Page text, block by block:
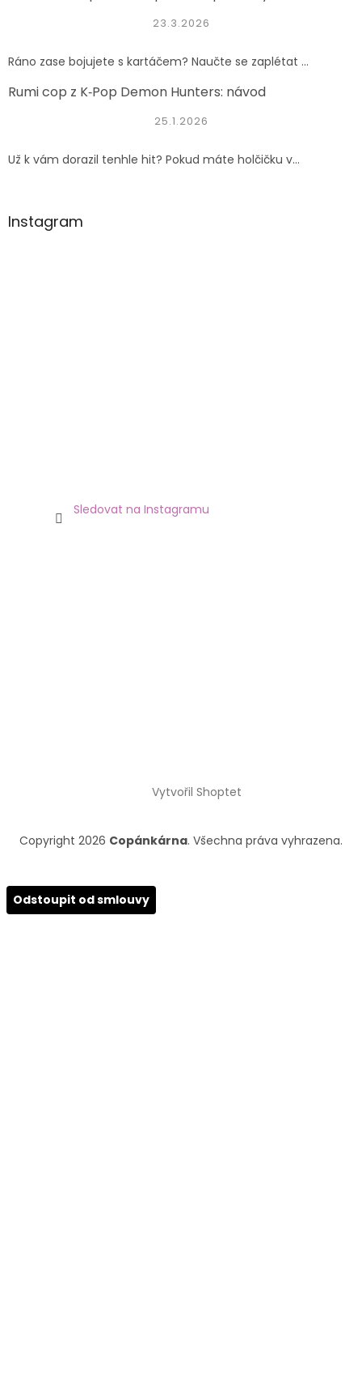
23.3.2026
Ráno zase bojujete s kartáčem? Naučte se zaplétat ...
Rumi cop z K‑Pop Demon Hunters: návod
25.1.2026
Už k vám dorazil tenhle hit? Pokud máte holčičku v...
Instagram
Sledovat na Instagramu
Vytvořil Shoptet
Copyright 2026 Copánkárna. Všechna práva vyhrazena.
Odstoupit od smlouvy